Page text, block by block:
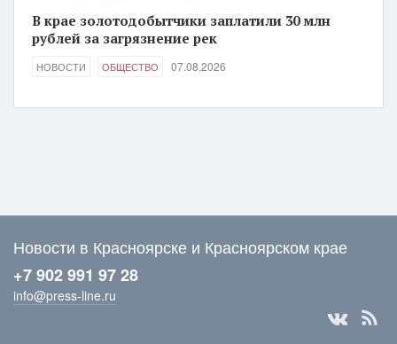
В крае золотодобытчики заплатили 30 млн
рублей за загрязнение рек
НОВОСТИ ОБЩЕСТВО 07.08.2026
Новости в Красноярске и Красноярском крае
+7 902 991 97 28
info@press-line.ru